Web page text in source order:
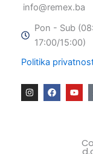
info@remex.ba
Pon - Sub
17:00/15:00)
Politika
I
n
s
F
a
c
Y
o
u